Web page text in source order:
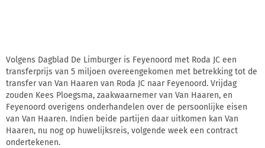
Volgens Dagblad De Limburger is Feyenoord met Roda JC een
transferprijs van 5 miljoen overeengekomen met betrekking tot de
transfer van Van Haaren van Roda JC naar Feyenoord. Vrijdag
zouden Kees Ploegsma, zaakwaarnemer van Van Haaren, en
Feyenoord overigens onderhandelen over de persoonlijke eisen
van Van Haaren. Indien beide partijen daar uitkomen kan Van
Haaren, nu nog op huwelijksreis, volgende week een contract
ondertekenen.